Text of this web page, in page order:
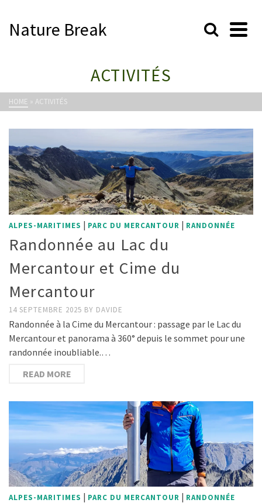
Nature Break
ACTIVITÉS
HOME » ACTIVITÉS
ALPES-MARITIMES | PARC DU MERCANTOUR | RANDONNÉE
Randonnée au Lac du
Mercantour et Cime du
Mercantour
14 SEPTEMBRE 2025 BY DAVIDE
Randonnée à la Cime du Mercantour : passage par le Lac du
Mercantour et panorama à 360° depuis le sommet pour une
randonnée inoubliable.…
READ MORE
ALPES-MARITIMES | PARC DU MERCANTOUR | RANDONNÉE